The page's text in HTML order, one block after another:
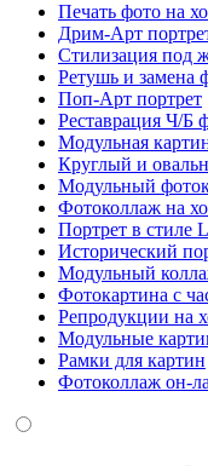
Печать фото на
Дрим-Арт
Стилизация под
Ретушь и замена
Поп-Арт портрет
Реставрация Ч/Б
Модульная
Круглый и
Модульный
Фотоколлаж на
Портрет в стиле
Исторический
Модульный
Фотокартина с
Репродукции на
Модульные
Рамки для картин
Фотоколлаж он-